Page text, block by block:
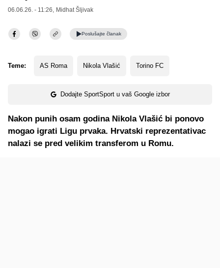
06.06.26. - 11:26, Midhat Šljivak
Poslušajte članak
Teme: AS Roma Nikola Vlašić Torino FC
Dodajte SportSport u vaš Google izbor
Nakon punih osam godina Nikola Vlašić bi ponovo
mogao igrati Ligu prvaka. Hrvatski reprezentativac
nalazi se pred velikim transferom u Romu.